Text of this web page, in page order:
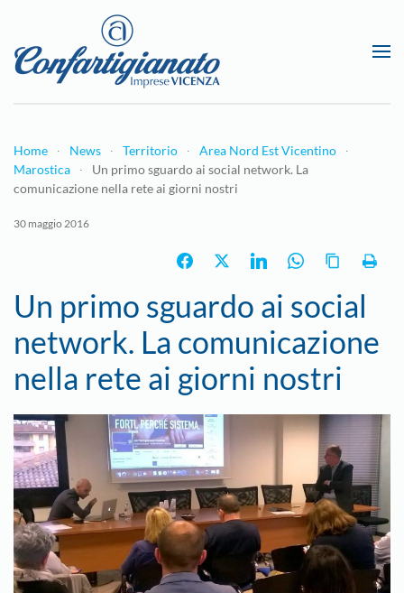
Passa al contenuto principale
Home News Territorio
Area Nord Est Vicentino
Marostica
Un primo sguardo ai social network. La
comunicazione nella rete ai giorni nostri
30 maggio 2016
Un primo sguardo ai social
network. La comunicazione
nella rete ai giorni nostri